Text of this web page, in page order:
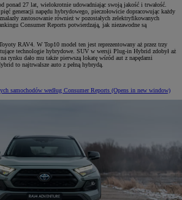
ponad 27 lat, wielokrotnie udowadniając swoją jakość i trwałość.
generacji napędu hybrydowego, pieczołowicie dopracowując każdy
zastosowanie również w pozostałych zelektryfikowanych
Consumer Reports potwierdzają, jak niezawodne są
RAV4. W Top10 model ten jest reprezentowany aż przez trzy
technologie hybrydowe. SUV w wersji Plug-in Hybrid zdobył aż
rynku dało mu także pierwszą lokatę wśród aut z napędami
to najtrwalsze auto z pełną hybrydą.
samochodów według Consumer Reports (Opens in new window)